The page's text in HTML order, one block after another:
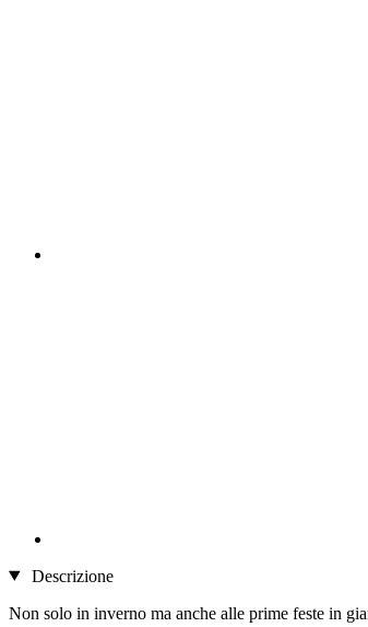
Descrizione
Non solo in inverno ma anche alle prime feste in